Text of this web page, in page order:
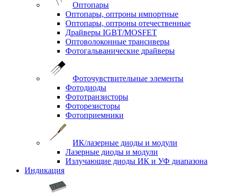
Оптопары
Оптопары, оптроны импортные
Оптопары, оптроны отечественные
Драйверы IGBT/MOSFET
Оптоволоконные трансиверы
Фотогальванические драйверы
Фоточувствительные элементы
Фотодиоды
Фототранзисторы
Фоторезисторы
Фотоприемники
ИК/лазерные диоды и модули
Лазерные диоды и модули
Излучающие диоды ИК и УФ диапазона
Индикация